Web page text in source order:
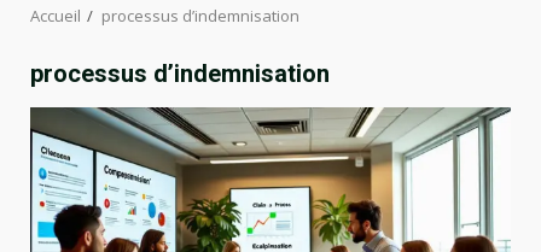
Accueil processus d’indemnisation
processus d’indemnisation